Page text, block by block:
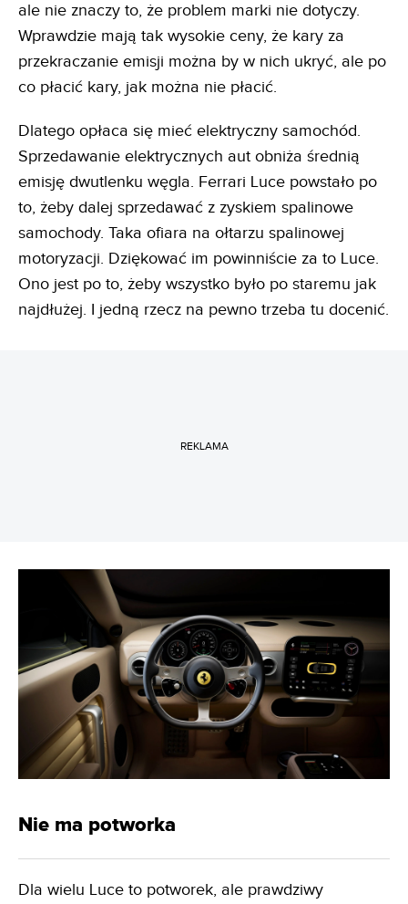
ale nie znaczy to, że problem marki nie dotyczy.
Wprawdzie mają tak wysokie ceny, że kary za
przekraczanie emisji można by w nich ukryć, ale po
co płacić kary, jak można nie płacić.
Dlatego opłaca się mieć elektryczny samochód.
Sprzedawanie elektrycznych aut obniża średnią
emisję dwutlenku węgla. Ferrari Luce powstało po
to, żeby dalej sprzedawać z zyskiem spalinowe
samochody. Taka ofiara na ołtarzu spalinowej
motoryzacji. Dziękować im powinniście za to Luce.
Ono jest po to, żeby wszystko było po staremu jak
najdłużej. I jedną rzecz na pewno trzeba tu docenić.
REKLAMA
Nie ma potworka
Dla wielu Luce to potworek, ale prawdziwy